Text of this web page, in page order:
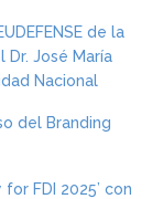
de la
Dr. José María
Nacional
del Branding
FDI 2025’ con